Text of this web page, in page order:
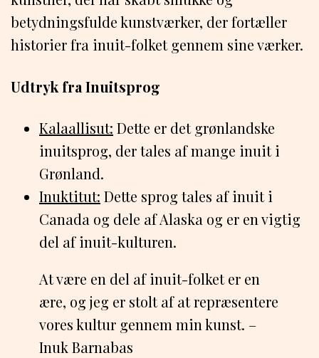
betydningsfulde kunstværker, der fortæller
historier fra inuit-folket gennem sine værker.
Udtryk fra Inuitsprog
Kalaallisut: Dette er det grønlandske
inuitsprog, der tales af mange inuit i
Grønland.
Inuktitut: Dette sprog tales af inuit i
Canada og dele af Alaska og er en vigtig
del af inuit-kulturen.
At være en del af inuit-folket er en
ære, og jeg er stolt af at repræsentere
vores kultur gennem min kunst. –
Inuk Barnabas